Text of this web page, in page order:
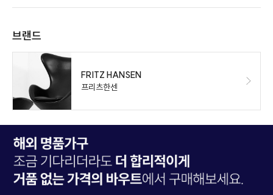
브랜드
FRITZ HANSEN
프리츠한센